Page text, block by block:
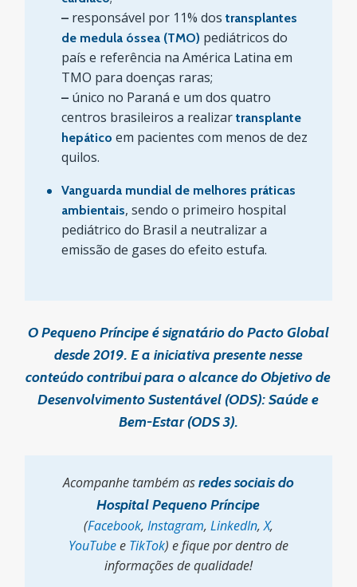
– responsável por 11% dostransplantes
de medula óssea (TMO) pediátricos do
país e referência na América Latina em
TMO para doenças raras;
– único no Paraná e um dos quatro
centros brasileiros a realizartransplante
hepático em pacientes com menos de dez
quilos.
Vanguarda mundial de melhores práticas
ambientais, sendo o primeiro hospital
pediátrico do Brasil a neutralizar a
emissão de gases do efeito estufa.
O Pequeno Príncipe é signatário do Pacto Global
desde 2019. E a iniciativa presente nesse
conteúdo contribui para o alcance do Objetivo de
Desenvolvimento Sustentável (ODS): Saúde e
Bem-Estar (ODS 3).
Acompanhe também asredes sociais do
Hospital Pequeno Príncipe
(Facebook, Instagram, LinkedIn,X,
YouTubee TikTok) e fique por dentro de
informações de qualidade!